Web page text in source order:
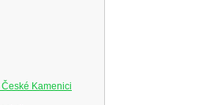
Kamenici